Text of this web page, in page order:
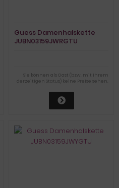
Guess Damenhalskette
JUBN03159JWRGTU
Sie können als Gast (bzw. mit Ihrem
derzeitigen Status) keine Preise sehen.